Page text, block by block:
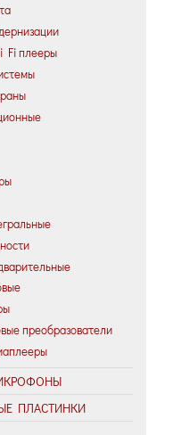
Fi плееры
преобразователи
ПЛАСТИНКИ